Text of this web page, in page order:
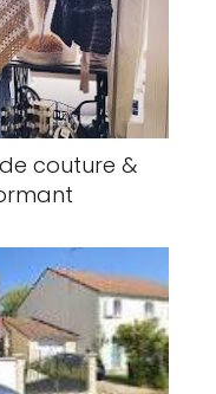
couture &